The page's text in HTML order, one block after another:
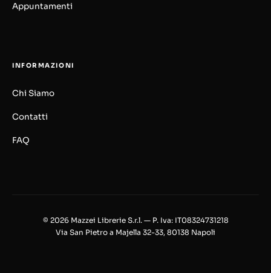
Appuntamenti
INFORMAZIONI
Chi Siamo
Contatti
FAQ
© 2026 Mazzei Librerie S.r.l. — P. Iva: IT08324731218
Via San Pietro a Majella 32-33, 80138 Napoli